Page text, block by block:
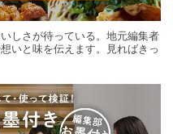
しさが待っている。地元編集者
いと味を伝えます。見ればきっ